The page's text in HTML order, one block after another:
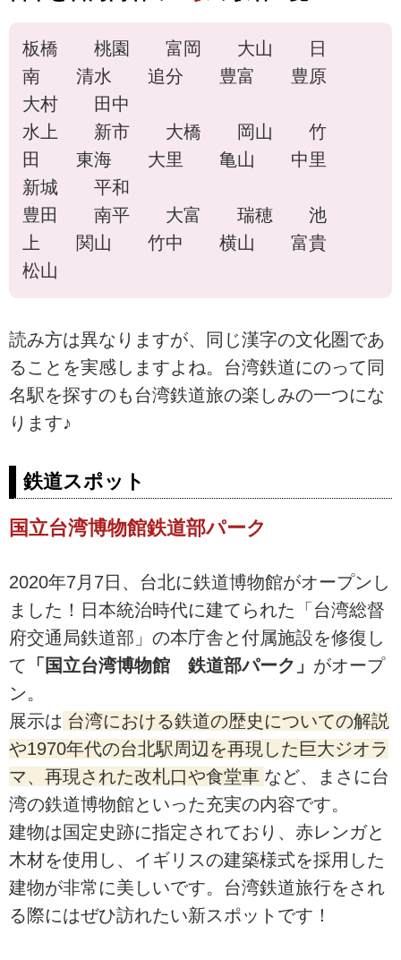
板橋 桃園 富岡 大山 日
南 清水 追分 豊富 豊原
大村 田中
水上 新市 大橋 岡山 竹
田 東海 大里 亀山 中里
新城 平和
豊田 南平 大富 瑞穂 池
上 関山 竹中 横山 富貴
松山
読み方は異なりますが、同じ漢字の文化圏であ
ることを実感しますよね。台湾鉄道にのって同
名駅を探すのも台湾鉄道旅の楽しみの一つにな
ります♪
鉄道スポット
国立台湾博物館鉄道部パーク
2020年7月7日、台北に鉄道博物館がオープンし
ました！日本統治時代に建てられた「台湾総督
府交通局鉄道部」の本庁舎と付属施設を修復し
て 「国立台湾博物館 鉄道部パーク」 がオープ
ン。
展示は 台湾における鉄道の歴史についての解説
や1970年代の台北駅周辺を再現した巨大ジオラ
マ、再現された改札口や食堂車 など、まさに台
湾の鉄道博物館といった充実の内容です。
建物は国定史跡に指定されており、赤レンガと
木材を使用し、イギリスの建築様式を採用した
建物が非常に美しいです。台湾鉄道旅行をされ
る際にはぜひ訪れたい新スポットです！